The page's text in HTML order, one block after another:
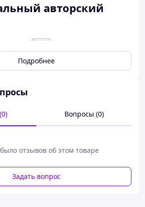
авторский
Подробнее
Вопросы (0)
отзывов об этом товаре
Задать вопрос